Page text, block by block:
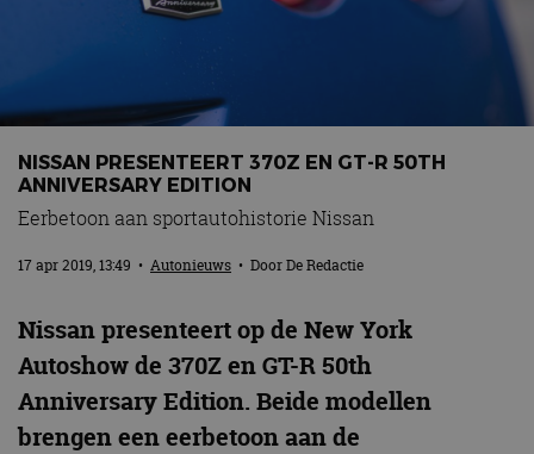
MotorRAI.nl
NISSAN PRESENTEERT 370Z EN GT-R 50TH
ANNIVERSARY EDITION
Eerbetoon aan sportautohistorie Nissan
17 apr 2019, 13:49 • Autonieuws • DoorDe Redactie
Nissan presenteert op de New York
Autoshow de 370Z en GT-R 50th
Anniversary Edition. Beide modellen
brengen een eerbetoon aan de